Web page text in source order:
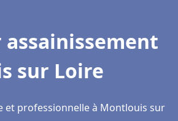
assainissement
sur Loire
et professionnelle à Montlouis sur